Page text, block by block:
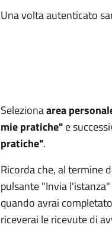
Una volta autenticato
Selezionaarea
mie pratiche"e
pratiche".
Ricorda che, al termine
pulsante "Invia
quando avrai
riceverai le ricevute di